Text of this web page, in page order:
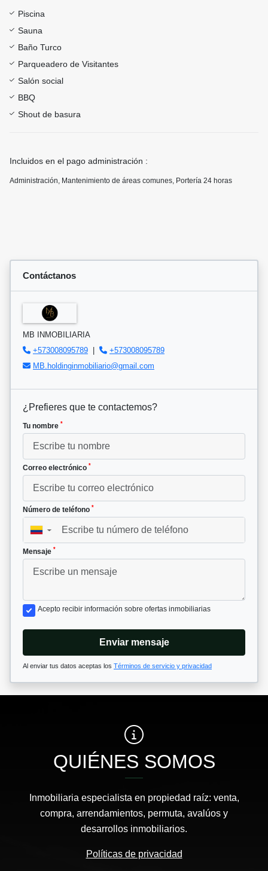
Piscina
Sauna
Baño Turco
Parqueadero de Visitantes
Salón social
BBQ
Shout de basura
Incluidos en el pago administración :
Administración, Mantenimiento de áreas comunes, Portería 24 horas
Contáctanos
MB INMOBILIARIA
+573008095789 |
+573008095789
MB.holdinginmobiliario@gmail.com
¿Prefieres que te contactemos?
Tu nombre *
Correo electrónico *
Número de teléfono *
▼
Mensaje *
Acepto recibir información sobre ofertas inmobiliarias
Enviar mensaje
Al enviar tus datos aceptas los Términos de servicio y privacidad
QUIÉNES SOMOS
Inmobiliaria especialista en propiedad raíz: venta,
compra, arrendamientos, permuta, avalúos y
desarrollos inmobiliarios.
Políticas de privacidad